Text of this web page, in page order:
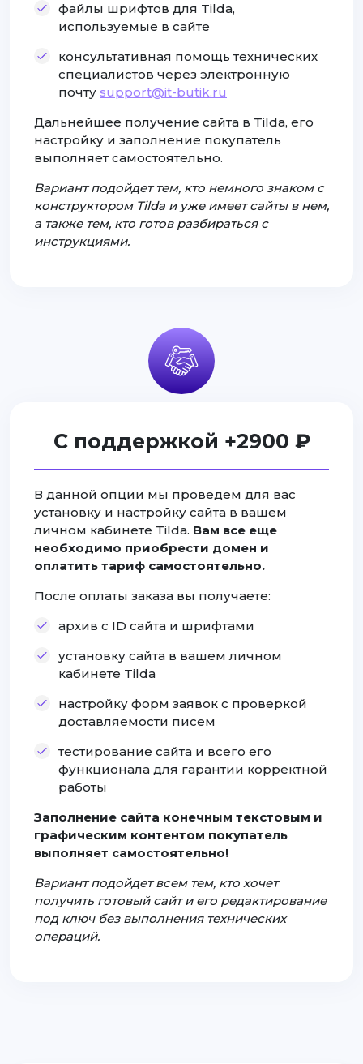
файлы шрифтов для Tilda,
используемые в сайте
консультативная помощь технических
специалистов через электронную
почту support@it-butik.ru
Дальнейшее получение сайта в Tilda, его
настройку и заполнение покупатель
выполняет самостоятельно.
Вариант подойдет тем, кто немного знаком с
конструктором Tilda и уже имеет сайты в нем,
а также тем, кто готов разбираться с
инструкциями.
С поддержкой +2900 ₽
В данной опции мы проведем для вас
установку и настройку сайта в вашем
личном кабинете Tilda. Вам все еще
необходимо приобрести домен и
оплатить тариф самостоятельно.
После оплаты заказа вы получаете:
архив с ID сайта и шрифтами
установку сайта в вашем личном
кабинете Tilda
настройку форм заявок с проверкой
доставляемости писем
тестирование сайта и всего его
функционала для гарантии корректной
работы
Заполнение сайта конечным текстовым и
графическим контентом покупатель
выполняет самостоятельно!
Вариант подойдет всем тем, кто хочет
получить готовый сайт и его редактирование
под ключ без выполнения технических
операций.